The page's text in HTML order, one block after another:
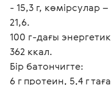
- 15,3 г, көмірсулар
21,6.
100 г-дағы
362 ккал.
Бір батончигте:
6 г протеин, 5,4 г